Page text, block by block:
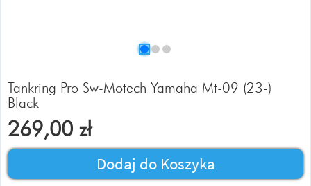
Tankring Pro Sw-Motech Yamaha Mt-09 (23-)
Black
269,00 zł
Dodaj do Koszyka